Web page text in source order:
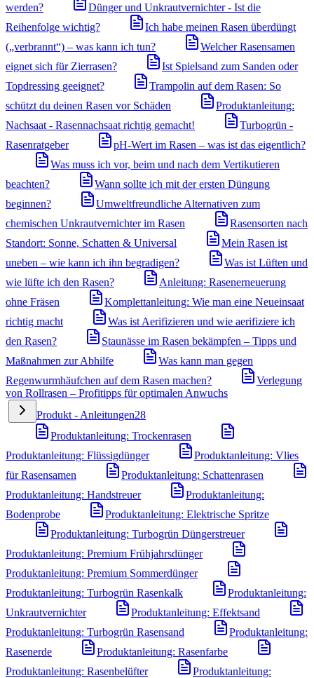
werden?
Dünger und Unkrautvernichter - Ist die
Reihenfolge wichtig?
Ich habe meinen Rasen überdüngt
(„verbrannt“) – was kann ich tun?
Welcher Rasensamen
eignet sich für Zierrasen?
Ist Spielsand zum Sanden oder
Topdressing geeignet?
Trampolin auf dem Rasen: So
schützt du deinen Rasen vor Schäden
Produktanleitung:
Nachsaat - Rasennachsaat richtig gemacht!
Turbogrün -
Rasenratgeber
pH-Wert im Rasen – was ist das eigentlich?
Was muss ich vor, beim und nach dem Vertikutieren
beachten?
Wann sollte ich mit der ersten Düngung
beginnen?
Umweltfreundliche Alternativen zum
chemischen Unkrautvernichter im Rasen
Rasensorten nach
Standort: Sonne, Schatten & Universal
Mein Rasen ist
uneben – wie kann ich ihn begradigen?
Was ist Lüften und
wie lüfte ich den Rasen?
Anleitung: Rasenerneuerung
ohne Fräsen
Komplettanleitung: Wie man eine Neueinsaat
richtig macht
Was ist Aerifizieren und wie aerifiziere ich
den Rasen?
Staunässe im Rasen bekämpfen – Tipps und
Maßnahmen zur Abhilfe
Was kann man gegen
Regenwurmhäufchen auf dem Rasen machen?
Verlegung
von Rollrasen – Profitipps für optimalen Anwuchs
Produkt - Anleitungen28
Produktanleitung: Trockenrasen
Produktanleitung: Flüssigdünger
Produktanleitung: Vlies
für Rasensamen
Produktanleitung: Schattenrasen
Produktanleitung: Handstreuer
Produktanleitung:
Bodenprobe
Produktanleitung: Elektrische Spritze
Produktanleitung: Turbogrün Düngerstreuer
Produktanleitung: Premium Frühjahrsdünger
Produktanleitung: Premium Sommerdünger
Produktanleitung: Turbogrün Rasenkalk
Produktanleitung:
Unkrautvernichter
Produktanleitung: Effektsand
Produktanleitung: Turbogrün Rasensand
Produktanleitung:
Rasenerde
Produktanleitung: Rasenfarbe
Produktanleitung: Rasenbelüfter
Produktanleitung: